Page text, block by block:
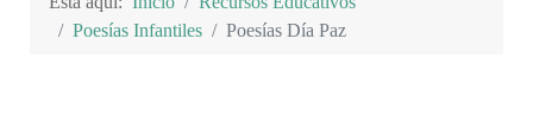
Poesías Infantiles
Poesías Día Paz